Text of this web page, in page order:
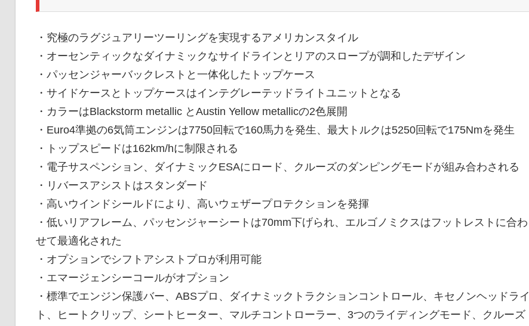
ニ
ュ
ー
ス
・究極のラグジュアリーツーリングを実現するアメリカンスタイル
・オーセンティックなダイナミックなサイドラインとリアのスロープが調和したデザイン
・パッセンジャーバックレストと一体化したトップケース
・サイドケースとトップケースはインテグレーテッドライトユニットとなる
・カラーはBlackstorm metallic とAustin Yellow metallicの2色展開
・Euro4準拠の6気筒エンジンは7750回転で160馬力を発生、最大トルクは5250回転で175Nmを発生
・トップスピードは162km/hに制限される
・電子サスペンション、ダイナミックESAにロード、クルーズのダンピングモードが組み合わされる
・リバースアシストはスタンダード
・高いウインドシールドにより、高いウェザープロテクションを発揮
・低いリアフレーム、パッセンジャーシートは70mm下げられ、エルゴノミクスはフットレストに合わ
せて最適化された
・オプションでシフトアシストプロが利用可能
・エマージェンシーコールがオプション
・標準でエンジン保護バー、ABSプロ、ダイナミックトラクションコントロール、キセノンヘッドライ
ト、ヒートクリップ、シートヒーター、マルチコントローラー、3つのライディングモード、クルーズ